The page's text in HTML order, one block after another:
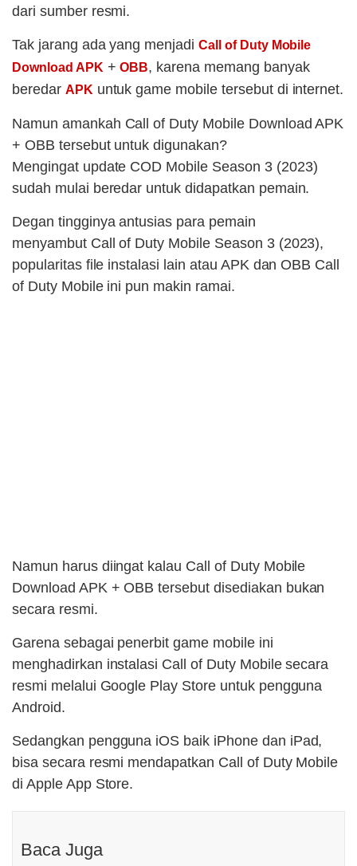
dari sumber resmi.
Tak jarang ada yang menjadiCall of Duty Mobile
Download APK+OBB, karena memang banyak
beredar APKuntuk game mobile tersebut di internet.
Namun amankah Call of Duty Mobile Download APK
+ OBB tersebut untuk digunakan?
Mengingat update COD Mobile Season 3 (2023)
sudah mulai beredar untuk didapatkan pemain.
Degan tingginya antusias para pemain
menyambut Call of Duty Mobile Season 3 (2023),
popularitas file instalasi lain atau APK dan OBB Call
of Duty Mobile ini pun makin ramai.
Namun harus diingat kalau Call of Duty Mobile
Download APK + OBB tersebut disediakan bukan
secara resmi.
Garena sebagai penerbit game mobile ini
menghadirkan instalasi Call of Duty Mobile secara
resmi melalui Google Play Store untuk pengguna
Android.
Sedangkan pengguna iOS baik iPhone dan iPad,
bisa secara resmi mendapatkan Call of Duty Mobile
di Apple App Store.
Baca Juga